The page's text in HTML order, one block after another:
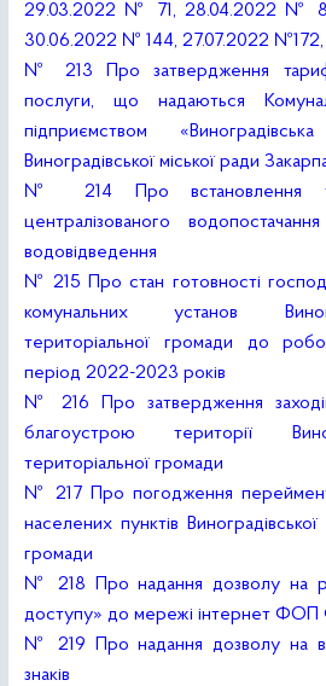
29.03.2022 № 71, 28.04.2022 №
30.06.2022 № 144, 27.07.2022
№ 213 Про затвердження
послуги, що надаються
підприємством
Виноградівської міської ради
№ 214 Про встановлення
централізованого
водовідведення
№ 215 Про стан готовності
комунальних установ
територіальної громади до
період 2022-2023 років
№ 216 Про затвердження
благоустрою території
територіальної громади
№ 217 Про погодження
населених пунктів Виноградівської
громади
№ 218 Про надання дозволу на
доступу» до мережі інтернет ФОП
№ 219 Про надання дозволу на
знаків